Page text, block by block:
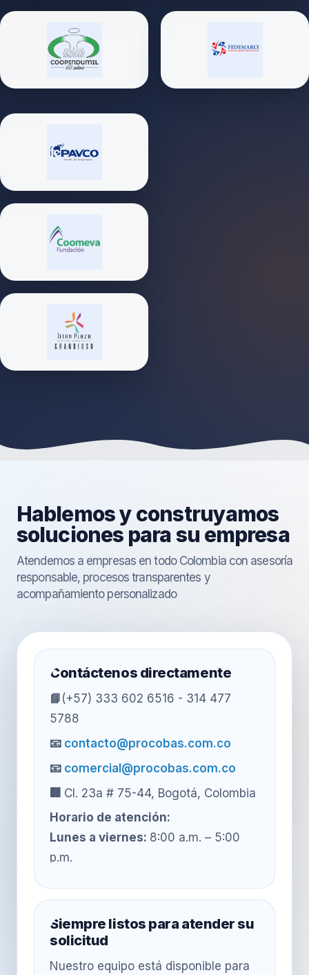
Hablemos y construyamos
soluciones para su empresa
Atendemos a empresas en todo Colombia con asesoría
responsable, procesos transparentes y
acompañamiento personalizado
Contáctenos directamente
📘 (+57) 333 602 6516 - 314 477
5788
📧 contacto@procobas.com.co
📧 comercial@procobas.com.co
🏢 Cl. 23a # 75-44, Bogotá, Colombia
Horario de atención:
Lunes a viernes: 8:00 a.m. – 5:00
p.m.
Siempre listos para atender su
solicitud
Nuestro equipo está disponible para